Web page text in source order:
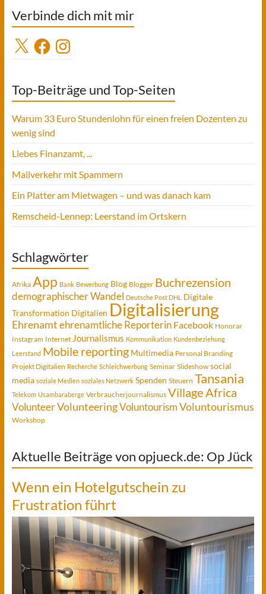
Verbinde dich mit mir
X FacebookInstagram
Top-Beiträge und Top-Seiten
Warum 33 Euro Stundenlohn für einen freien Dozenten zu
wenig sind
Liebes Finanzamt, ...
Mailverkehr mit Spammern
Ein Platter am Mietwagen – und was danach kam
Remscheid-Lennep: Leerstand im Ortskern
Schlagwörter
Afrika App Bank Bewerbung Blog Blogger Buchrezension
demographischer Wandel Deutsche Post DHL
Digitale
Transformation Digitalien Digitalisierung
Ehrenamtehrenamtliche Reporterin Facebook Honorar
Instagram Internet Journalismus Kommunikation Kundenbeziehung
Leerstand Mobile reporting Multimedia Personal Branding
Projekt Digitalien Recherche Schleichwerbung Seminar Slideshow social
media soziale Medien soziales Netzwerk Spenden Steuern Tansania
Telekom Usambaraberge Verbraucherjournalismus Village Africa
VolunteerVolunteeringVoluntourismVoluntourismus
Workshop
Aktuelle Beiträge von opjueck.de: Op Jück
Wenn ein Hotelgutschein zu
Frustration führt